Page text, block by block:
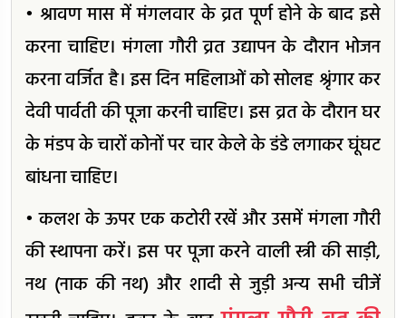
• श्रावण मास में मंगलवार के व्रत पूर्ण होने के बाद इसे
करना चाहिए। मंगला गौरी व्रत उद्यापन के दौरान भोजन
करना वर्जित है। इस दिन महिलाओं को सोलह श्रृंगार कर
देवी पार्वती की पूजा करनी चाहिए। इस व्रत के दौरान घर
के मंडप के चारों कोनों पर चार केले के डंडे लगाकर घूंघट
बांधना चाहिए।
• कलश के ऊपर एक कटोरी रखें और उसमें मंगला गौरी
की स्थापना करें। इस पर पूजा करने वाली स्त्री की साड़ी,
नथ (नाक की नथ) और शादी से जुड़ी अन्य सभी चीजें